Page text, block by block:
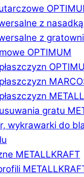
z
z
OPTIMUM
gratu
wykrawarki do
METALLKRAFT